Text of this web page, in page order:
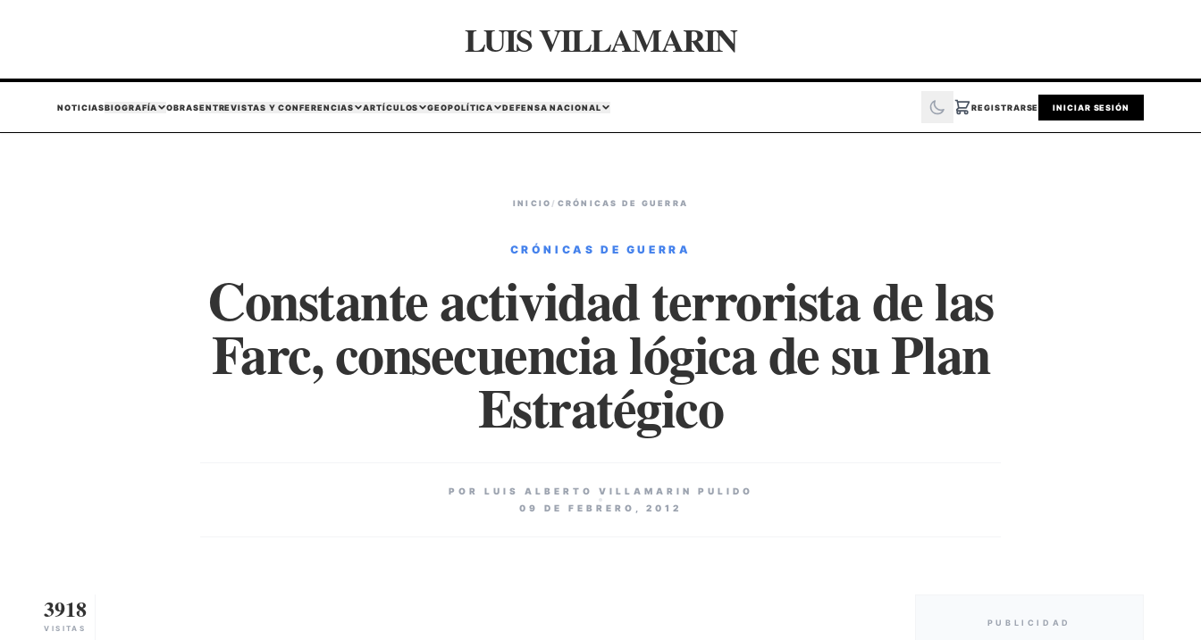
LUIS VILLAMARIN
NOTICIASBIOGRAFÍA OBRASENTREVISTAS Y CONFERENCIAS ARTÍCULOS GEOPOLÍTICA DEFENSA NACIONAL REGISTRARSE INICIAR SESIÓN
INICIO / CRÓNICAS DE GUERRA
CRÓNICAS DE GUERRA
Constante actividad terrorista de las
Farc, consecuencia lógica de su Plan
Estratégico
POR LUIS ALBERTO VILLAMARIN PULIDO
09 DE FEBRERO, 2012
3918
VISITAS
PUBLICIDAD